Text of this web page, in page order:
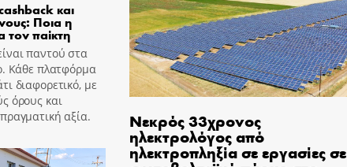
και
Ποια η
τον παίκτη
παντού στα
Κάθε πλατφόρμα
διαφορετικό, με
όρους και
αξία.
Νεκρός 33χρονος
ηλεκτρολόγος από
ηλεκτροπληξία σε εργασίες σε